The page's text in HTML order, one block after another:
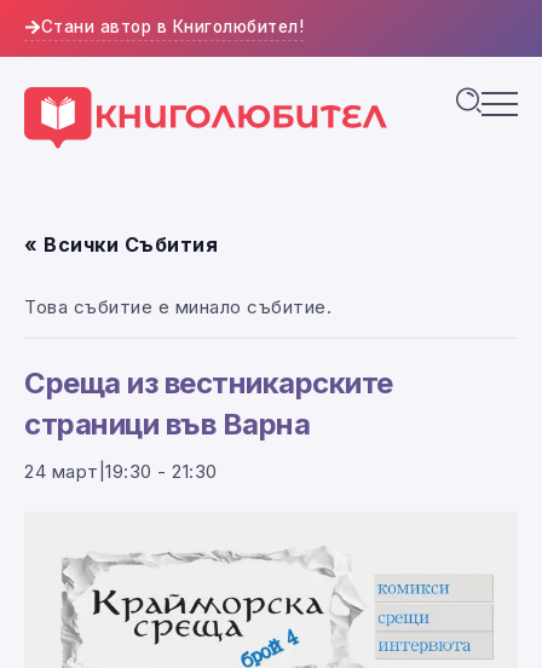
Стани автор в Книголюбител!
« Всички Събития
Това събитие е минало събитие.
Среща из вестникарските
страници във Варна
24 март|19:30 - 21:30